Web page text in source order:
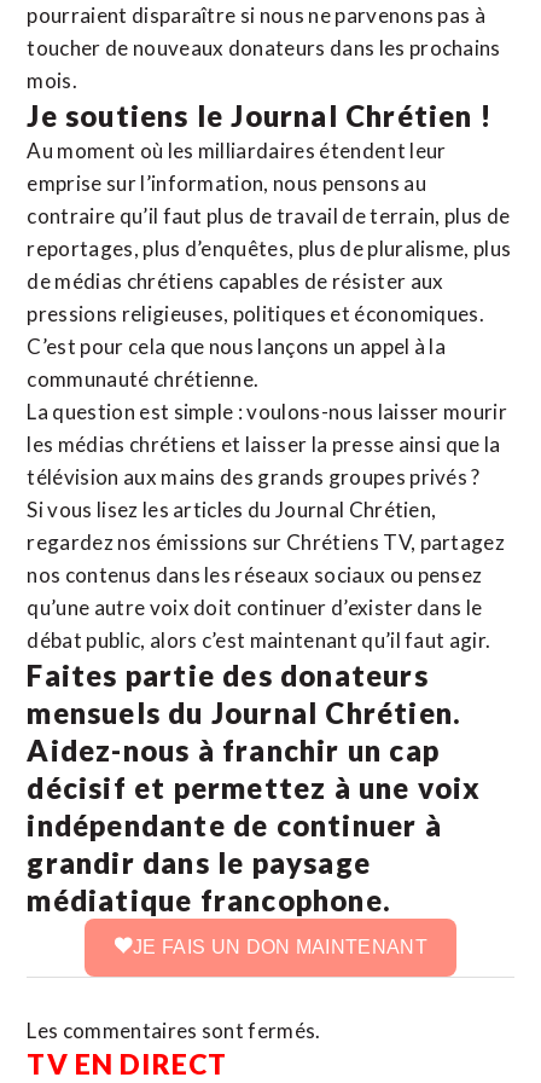
pourraient disparaître si nous ne parvenons pas à
toucher de nouveaux donateurs dans les prochains
mois.
Je soutiens le Journal Chrétien !
Au moment où les milliardaires étendent leur
emprise sur l’information, nous pensons au
contraire qu’il faut plus de travail de terrain, plus de
reportages, plus d’enquêtes, plus de pluralisme, plus
de médias chrétiens capables de résister aux
pressions religieuses, politiques et économiques.
C’est pour cela que nous lançons un appel à la
communauté chrétienne.
La question est simple : voulons-nous laisser mourir
les médias chrétiens et laisser la presse ainsi que la
télévision aux mains des grands groupes privés ?
Si vous lisez les articles du Journal Chrétien,
regardez nos émissions sur Chrétiens TV, partagez
nos contenus dans les réseaux sociaux ou pensez
qu’une autre voix doit continuer d’exister dans le
débat public, alors c’est maintenant qu’il faut agir.
Faites partie des donateurs
mensuels du Journal Chrétien.
Aidez-nous à franchir un cap
décisif et permettez à une voix
indépendante de continuer à
grandir dans le paysage
médiatique francophone.
JE FAIS UN DON MAINTENANT
Les commentaires sont fermés.
TV EN DIRECT